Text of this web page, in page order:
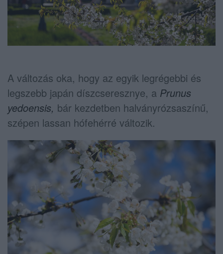
A változás oka, hogy az egyik legrégebbi és
legszebb japán díszcseresznye, a Prunus
yedoensis, bár kezdetben halványrózsaszínű,
szépen lassan hófehérré változik.